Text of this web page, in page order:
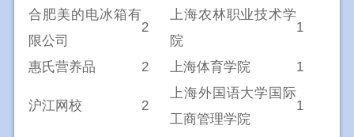
合肥美的电冰箱有
限公司
2
上海农林职业技术学
院
1
惠氏营养品 2 上海体育学院 1
沪江网校 2
上海外国语大学国际
工商管理学院
1